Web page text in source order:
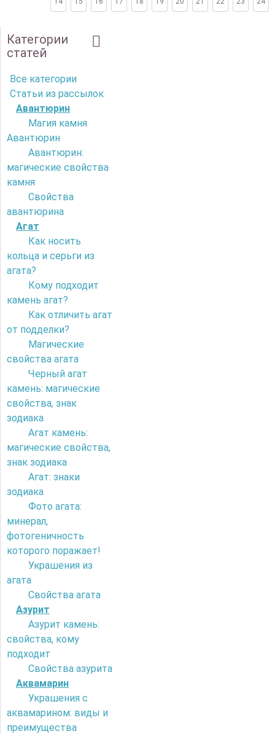
Категории
статей
Все категории
Статьи из рассылок
Авантюрин
Магия камня
Авантюрин
Авантюрин:
магические свойства
камня
Свойства
авантюрина
Агат
Как носить
кольца и серьги из
агата?
Кому подходит
камень агат?
Как отличить агат
от подделки?
Магические
свойства агата
Черный агат
камень: магические
свойства, знак
зодиака
Агат камень:
магические свойства,
знак зодиака
Агат: знаки
зодиака
Фото агата:
минерал,
фотогеничность
которого поражает!
Украшения из
агата
Свойства агата
Азурит
Азурит камень:
свойства, кому
подходит
Свойства азурита
Аквамарин
Украшения с
аквамарином: виды и
преимущества